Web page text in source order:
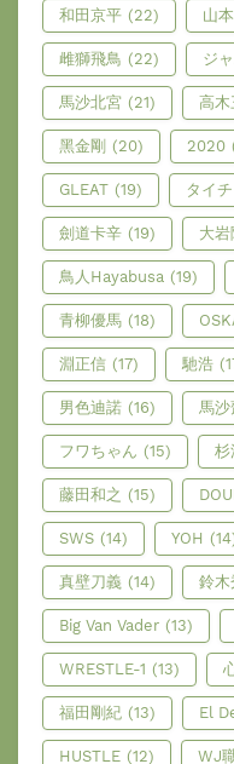
和田京平 (22) 山
雌獅飛鳥 (22) ジ
馬沙北宮 (21) 高木
黑金剛 (20) 2020
GLEAT (19) タイチ
劍道卡辛 (19) 大
鳥人Hayabusa (19)
青柳優馬 (18)
淵正信 (17) 馳浩
男色迪諾 (16) 馬沙
フワちゃん (15) 杉
藤田和之 (15)
SWS (14) YOH
真壁刀義 (14) 鈴木
Big Van Vader (13)
WRESTLE-1 (13)
福田剛紀 (13) El
HUSTLE (12) WJ